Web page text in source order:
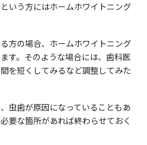
いう方にはホームホワイトニング
方の場合、ホームホワイトニング
す。そのような場合には、歯科医
を短くしてみるなど調整してみた
虫歯が原因になっていることもあ
要な箇所があれば終わらせておく